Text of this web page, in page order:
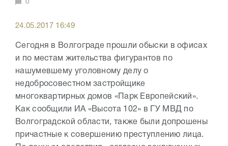
0
24.05.2017 16:49
Сегодня в Волгограде прошли обыски в офисах
и по местам жительства фигурантов по
нашумевшему уголовному делу о
недобросовестном застройщике
многоквартирных домов «Парк Европейский».
Как сообщили ИА «Высота 102» в ГУ МВД по
Волгоградской области, также были допрошены
причастные к совершению преступлению лица.